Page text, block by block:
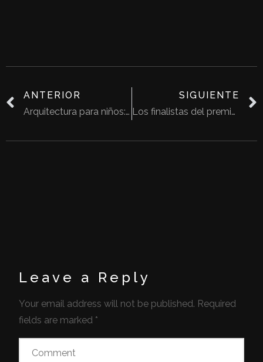
ANTERIOR
Arquitectura para niños: Una guardería que se transforma en pueblo
SIGUIENTE
Los finalistas del premio 2023 Neave Brown de RIBA
Leave a Reply
Your email address will not be published. Required
fields are marked *